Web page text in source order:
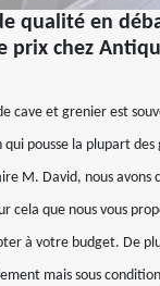
qualité en
prix chez
cave et grenier est
pousse la plupart des
M. David, nous avons
cela que nous vous
à votre budget. De
mais sous